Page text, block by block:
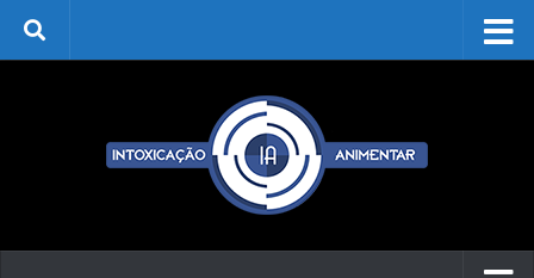
Skip to content